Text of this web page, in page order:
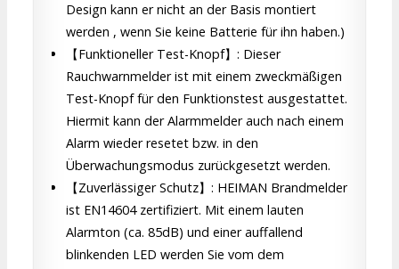
Design kann er nicht an der Basis montiert
werden , wenn Sie keine Batterie für ihn haben.)
【Funktioneller Test-Knopf】: Dieser
Rauchwarnmelder ist mit einem zweckmäßigen
Test-Knopf für den Funktionstest ausgestattet.
Hiermit kann der Alarmmelder auch nach einem
Alarm wieder resetet bzw. in den
Überwachungsmodus zurückgesetzt werden.
【Zuverlässiger Schutz】: HEIMAN Brandmelder
ist EN14604 zertifiziert. Mit einem lauten
Alarmton (ca. 85dB) und einer auffallend
blinkenden LED werden Sie vom dem